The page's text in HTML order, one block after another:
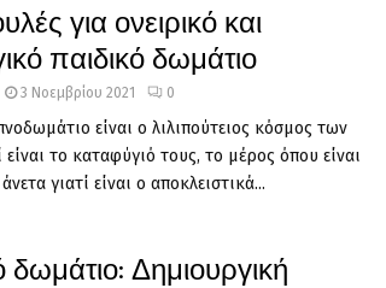
για ονειρικό και
παιδικό δωμάτιο
3 Νοεμβρίου 2021 0
είναι ο λιλιπούτειος κόσμος των
είναι το καταφύγιό τους, το μέρος όπου είναι
γιατί είναι ο αποκλειστικά...
δωμάτιο: Δημιουργική